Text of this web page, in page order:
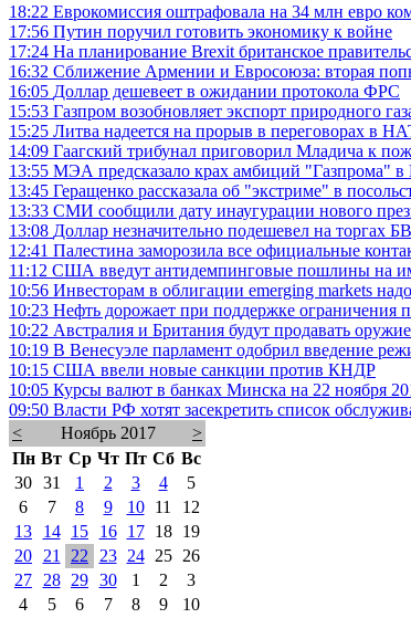
18:22 Еврокомиссия оштрафовала на 34 млн евро
17:56 Путин поручил готовить экономику к войне
17:24 На планирование Brexit британское
16:32 Сближение Армении и Евросоюза: вторая
16:05 Доллар дешевеет в ожидании протокола ФРС
15:53 Газпром возобновляет экспорт природного
15:25 Литва надеется на прорыв в переговорах в
14:09 Гаагский трибунал приговорил Младича к
13:55 МЭА предсказало крах амбиций "Газпрома" в
13:45 Геращенко рассказала об "экстриме" в
13:33 СМИ сообщили дату инаугурации нового
13:08 Доллар незначительно подешевел на торгах
12:41 Палестина заморозила все официальные
11:12 США введут антидемпинговые пошлины на
10:56 Инвесторам в облигации emerging markets
10:23 Нефть дорожает при поддержке
10:22 Австралия и Британия будут продавать
10:19 В Венесуэле парламент одобрил введение
10:15 США ввели новые санкции против КНДР
10:05 Курсы валют в банках Минска на 22 ноября
09:50 Власти РФ хотят засекретить список
<
Ноябрь 2017
>
Пн Вт Ср Чт Пт Сб Вс
30 31 1 2 3 4
5
6
7 8 9 10 11
12
13
14 15 16 17 18
19
20
21 22 23 24 25
26
27
28 29 30 1 2
3
4
5 6 7 8 9 10